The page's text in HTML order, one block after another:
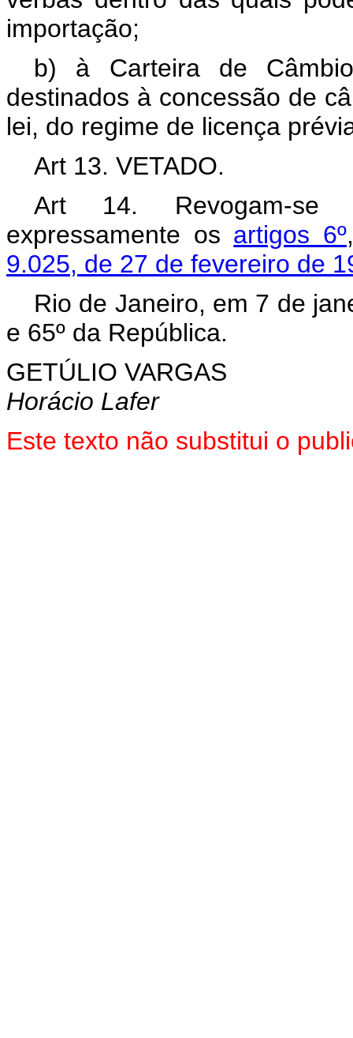
importação;
b) à Carteira de
destinados à concessão de
lei, do regime de licença
Art 13. VETADO.
Art 14. Revogam-se
expressamente os artigos 6º
9.025, de 27 de fevereiro de
Rio de Janeiro, em 7 de
e 65º da República.
GETÚLIO VARGAS
Horácio Lafer
Este texto não substitui o